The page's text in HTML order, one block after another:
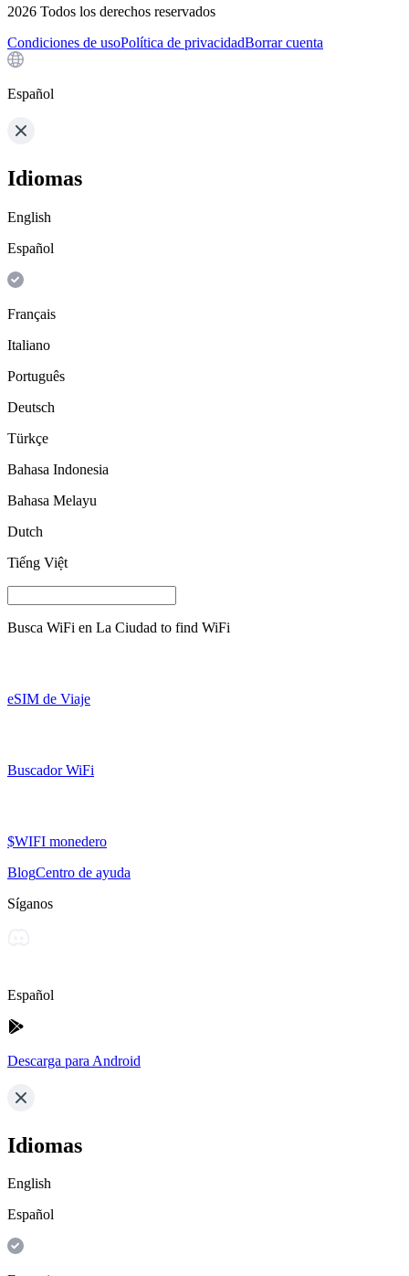
2026 Todos los derechos reservados
Condiciones de usoPolítica de privacidadBorrar cuenta
Español
Idiomas
English
Español
Français
Italiano
Português
Deutsch
Türkçe
Bahasa Indonesia
Bahasa Melayu
Dutch
Tiếng Việt
Busca WiFi en La Ciudad to find WiFi
eSIM de Viaje
Buscador WiFi
$WIFI monedero
BlogCentro de ayuda
Síganos
Español
Descarga para Android
Idiomas
English
Español